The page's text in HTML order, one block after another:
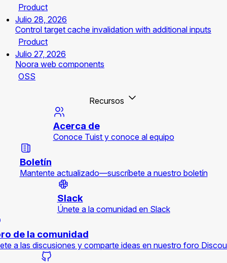
Product
Julio 28, 2026
Control target cache invalidation with additional inputs
Product
Julio 27, 2026
Noora web components
OSS
Recursos
Acerca de
Conoce Tuist y conoce al equipo
Boletín
Mantente actualizado—suscríbete a nuestro boletín
Slack
Únete a la comunidad en Slack
de la comunidad
a las discusiones y comparte ideas en nuestro foro